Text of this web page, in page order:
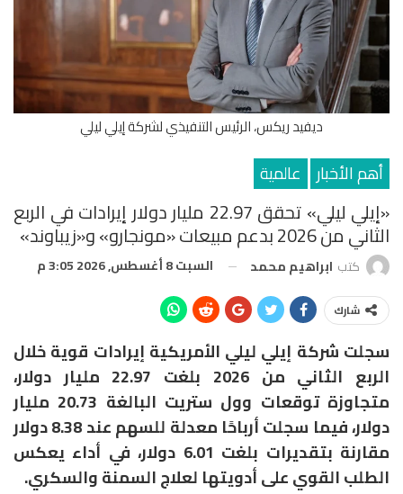
ديفيد ريكس، الرئيس التنفيذي لشركة إيلي ليلي
أهم الأخبار عالمية
«إيلي ليلي» تحقق 22.97 مليار دولار إيرادات في الربع
الثاني من 2026 بدعم مبيعات «مونجارو» و«زيباوند»
كتب ابراهيم محمد السبت 8 أغسطس, 2026 3:05 م
شارك
سجلت شركة إيلي ليلي الأمريكية إيرادات قوية خلال
الربع الثاني من 2026 بلغت 22.97 مليار دولار،
متجاوزة توقعات وول ستريت البالغة 20.73 مليار
دولار، فيما سجلت أرباحًا معدلة للسهم عند 8.38 دولار
مقارنة بتقديرات بلغت 6.01 دولار، في أداء يعكس
الطلب القوي على أدويتها لعلاج السمنة والسكري.